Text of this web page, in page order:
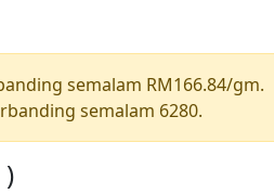
semalam RM166.84/gm.
semalam 6280.